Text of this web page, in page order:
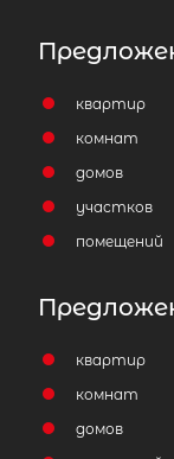
квартир
комнат
домов
участков
помещений
квартир
комнат
домов